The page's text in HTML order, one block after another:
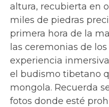
altura, recubierta en
miles de piedras
primera hora de la
las ceremonias de
experiencia
el budismo tibetano
mongola. Recuerda
fotos donde esté